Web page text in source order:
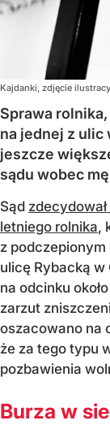
Kajdanki, zdjęcie
Sprawa
na jednej z ulic
jeszcze
sądu wobec
Sąd
letniego rolnika,
z podczepionym
ulicę Rybacką w
na odcinku
zarzut
oszacowano na
że za tego typu
pozbawienia
Burza w